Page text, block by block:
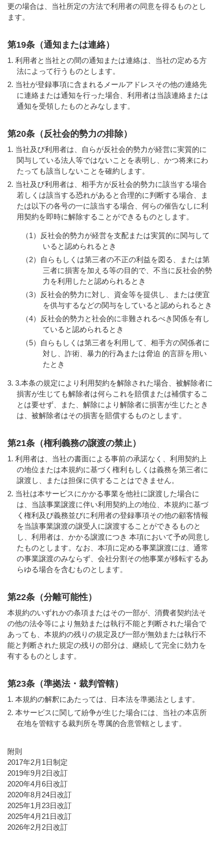
更の場合は、当社所定の方法で利用者の同意を得るものとし
ます。
第19条（通知または連絡）
利用者と当社との間の通知または連絡は、当社の定める方
法によって行うものとします。
当社が登録事項に含まれるメールアドレスその他の連絡先
に連絡または通知を行った場合、利用者は当該連絡または
通知を受領したものとみなします。
第20条（反社会的勢力の排除）
当社及び利用者は、自らが反社会的勢力が経営に実質的に
関与している法人等ではないことを表明し、かつ将来にわ
たっても該当しないことを確約します。
当社及び利用者は、相手方が反社会的勢力に該当する場合
若しくは該当する恐れがあると合理的に判断する場合、ま
たは以下の各号の一に該当する場合、何らの催告なしに利
用契約を即時に解除することができるものとします。
（1）反社会的勢力が経営を支配または実質的に関与して
いると認められるとき
（2）自らもしくは第三者の不正の利益を図る、または第
三者に損害を加える等の目的で、不当に反社会的勢
力を利用したと認められるとき
（3）反社会的勢力に対し、資金等を提供し、または便宜
を供与するなどの関与をしていると認められるとき
（4）反社会的勢力と社会的に非難されるべき関係を有し
ていると認められるとき
（5）自らもしくは第三者を利用して、相手方の関係者に
対し、詐術、暴力的行為または脅迫 的言辞を用い
たとき
3.本条の規定により利用契約を解除された場合、被解除者に
損害が生じても解除者は何らこれを賠償または補償するこ
とは要せず、また、解除により解除者に損害が生じたとき
は、被解除者はその損害を賠償するものとします。
第21条（権利義務の譲渡の禁止）
利用者は、当社の書面による事前の承諾なく、利用契約上
の地位または本規約に基づく権利もしくは義務を第三者に
譲渡し、または担保に供することはできません。
当社は本サービスにかかる事業を他社に譲渡した場合に
は、当該事業譲渡に伴い利用契約上の地位、本規約に基づ
く権利及び義務並びに利用者の登録事項その他の顧客情報
を当該事業譲渡の譲受人に譲渡することができるものと
し、利用者は、かかる譲渡につき 本項において予め同意し
たものとします。なお、本項に定める事業譲渡には、通常
の事業譲渡のみならず、会社分割その他事業が移転するあ
らゆる場合を含むものとします。
第22条（分離可能性）
本規約のいずれかの条項またはその一部が、消費者契約法そ
の他の法令等により無効または執行不能と判断された場合で
あっても、本規約の残りの規定及び一部が無効または執行不
能と判断された規定の残りの部分は、継続して完全に効力を
有するものとします。
第23条（準拠法・裁判管轄）
本規約の解釈にあたっては、日本法を準拠法とします。
本サービスに関して紛争が生じた場合には、当社の本店所
在地を管轄する裁判所を専属的合意管轄とします。
附則
2017年2月1日制定
2019年9月2日改訂
2020年4月6日改訂
2020年8月24日改訂
2025年1月23日改訂
2025年4月21日改訂
2026年2月2日改訂